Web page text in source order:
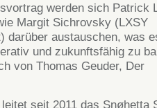
werden sich Patrick
Margit Sichrovsky (LXSY
darüber austauschen, was
und zukunftsfähig zu
von Thomas Geuder, Der
leitet seit 2011 das Snøhetta